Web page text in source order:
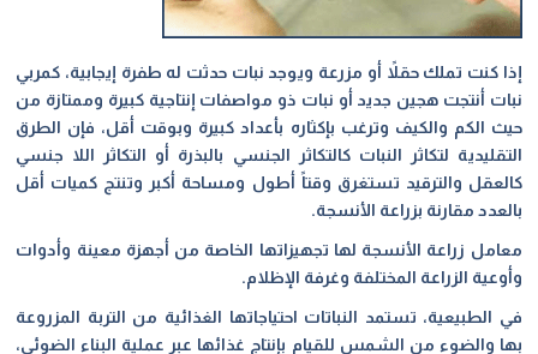
إذا كنت تملك حقلاً أو مزرعة ويوجد نبات حدثت له طفرة إيجابية، كمربي
نبات أنتجت هجين جديد أو نبات ذو مواصفات إنتاجية كبيرة وممتازة من
حيث الكم والكيف وترغب بإكثاره بأعداد كبيرة وبوقت أقل، فإن الطرق
التقليدية لتكاثر النبات كالتكاثر الجنسي بالبذرة أو التكاثر اللا جنسي
كالعقل والترقيد تستغرق وقتاً أطول ومساحة أكبر وتنتج كميات أقل
بالعدد مقارنة بزراعة الأنسجة.
معامل زراعة الأنسجة لها تجهيزاتها الخاصة من أجهزة معينة وأدوات
وأوعية الزراعة المختلفة وغرفة الإظلام.
في الطبيعية، تستمد النباتات احتياجاتها الغذائية من التربة المزروعة
بها والضوء من الشمس للقيام بإنتاج غذائها عبر عملية البناء الضوئي،